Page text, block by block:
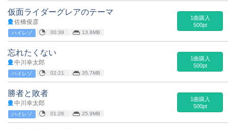
仮面ライダーグレアのテーマ
佐橋俊彦
ハイレゾ 00:39 13.8MB
1曲購入
500pt
忘れたくない
中川幸太郎
ハイレゾ 02:21 35.7MB
1曲購入
500pt
勝者と敗者
中川幸太郎
ハイレゾ 01:26 25.9MB
1曲購入
500pt